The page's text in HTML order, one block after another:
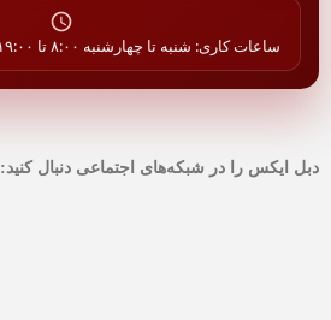
ساعات کاری: شنبه تا چهارشنبه ۸:۰۰ تا ۱۹:۰۰ | پنج‌شنبه ۹:۰۰ تا ۱۴:۰۰
دبل ایکس را در شبکه‌های اجتماعی دنبال کنید: